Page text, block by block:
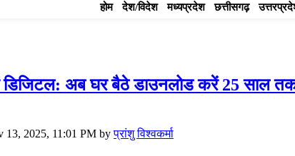
होम देश/विदेश मध्यप्रदेश छत्तीसगढ़
डिजिटल: अब घर बैठे डाउनलोड करें 25 साल
13, 2025, 11:01 PM byप्रांशु विश्वकर्मा